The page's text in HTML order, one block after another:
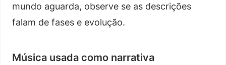
mundo aguarda, observe se as descrições
falam de fases e evolução.
Música usada como narrativa